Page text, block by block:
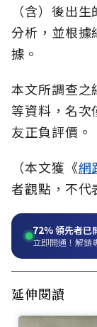
（含）後出
分析，並根據
據。
本文所調查之
等資料，名次
友正負評價。
（本文獲《網
者觀點，不代
72%領先者已
立即開通！解鎖
延伸閱讀